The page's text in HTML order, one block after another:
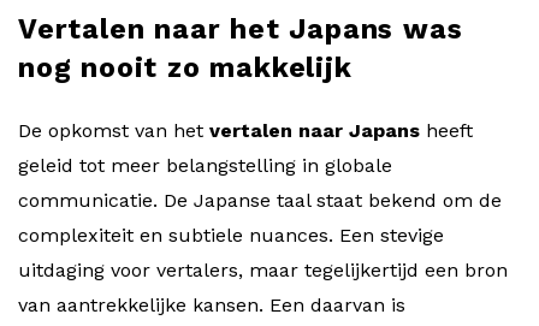
g
Vertalen naar het Japans was
nog nooit zo makkelijk
De opkomst van het vertalen naar Japans heeft
geleid tot meer belangstelling in globale
communicatie. De Japanse taal staat bekend om de
complexiteit en subtiele nuances. Een stevige
uitdaging voor vertalers, maar tegelijkertijd een bron
van aantrekkelijke kansen. Een daarvan is